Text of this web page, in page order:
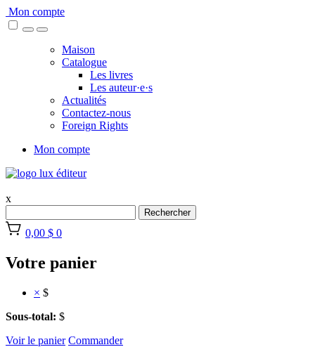
Skip
to
Mon compte
Maison
Catalogue
Les livres
Les auteur·e·s
Actualités
Contactez-nous
Foreign Rights
Mon compte
x
Rechercher
0,00 $ 0
Votre panier
× $
Sous-total: $
Voir le panier Commander